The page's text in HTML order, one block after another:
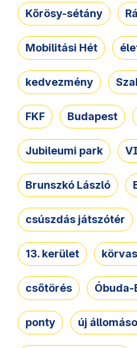
Kőrösy-sétány
Mobilitási Hét
kedvezmény
FKF Budapest
Jubileumi park
Brunszkó László
csúszdás játszótér
13. kerület
csőtörés
ponty új